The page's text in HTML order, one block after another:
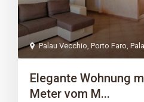
Palau Vecchio,Porto Faro,
Elegante Wohnung
Meter vom M...